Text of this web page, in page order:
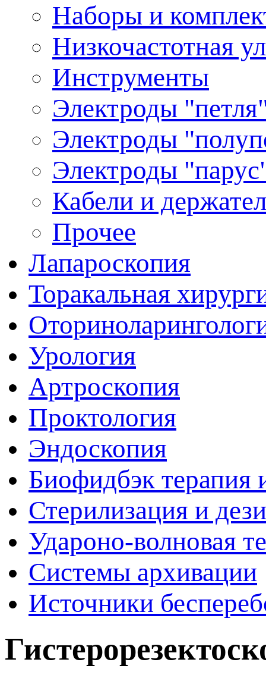
Наборы и
Низкочастотная
Инструменты
Электроды
Электроды
Электроды
Кабели и
Прочее
Лапароскопия
Торакальная
Урология
Артроскопия
Проктология
Эндоскопия
Биофидбэк терапия
Стерилизация и
Удароно-волновая
Системы архивации
Источники